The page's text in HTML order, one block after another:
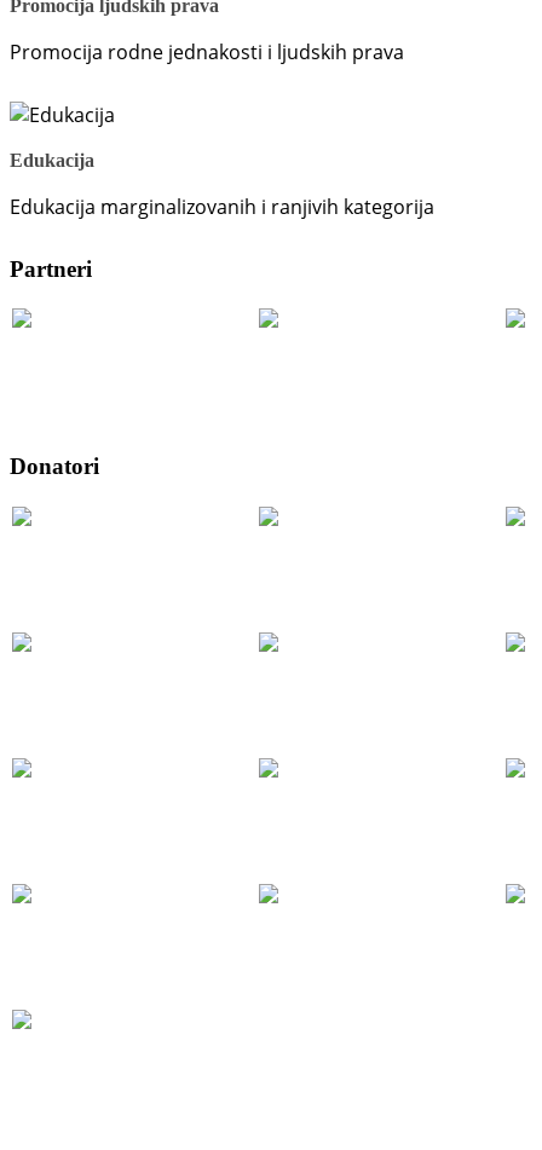
Promocija ljudskih prava
Promocija rodne jednakosti i ljudskih prava
Edukacija
Edukacija marginalizovanih i ranjivih kategorija
Partneri
Donatori